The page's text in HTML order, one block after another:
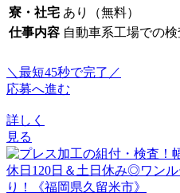
寮・社宅 あり（無料）
仕事内容 自動車系工場での
＼最短45秒で完了／
応募へ進む
詳しく
見る